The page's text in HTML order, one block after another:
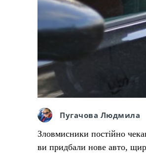
Пугачова Людмила
Зловмисники постійно
ви придбали нове авто,